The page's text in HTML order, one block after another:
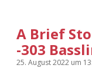
A Brief
-303
25. August 2022 um